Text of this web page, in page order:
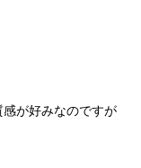
が好みなのですが